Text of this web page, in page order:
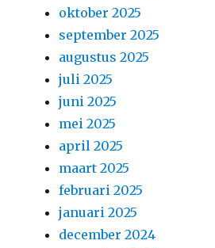
oktober 2025
september 2025
augustus 2025
juli 2025
juni 2025
mei 2025
april 2025
maart 2025
februari 2025
januari 2025
december 2024